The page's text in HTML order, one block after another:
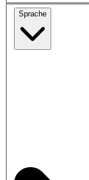
Sprache